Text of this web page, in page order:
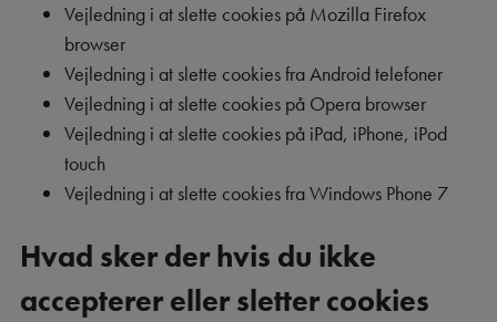
Vejledning i at slette cookies på Mozilla Firefox
browser
Vejledning i at slette cookies fra Android telefoner
Vejledning i at slette cookies på Opera browser
Vejledning i at slette cookies på iPad, iPhone, iPod
touch
Vejledning i at slette cookies fra Windows Phone 7
Hvad sker der hvis du ikke
accepterer eller sletter cookies